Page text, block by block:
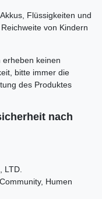
Flüssigkeiten und
von Kindern
erheben keinen
bitte immer die
des Produktes
nach
LTD.
Humen